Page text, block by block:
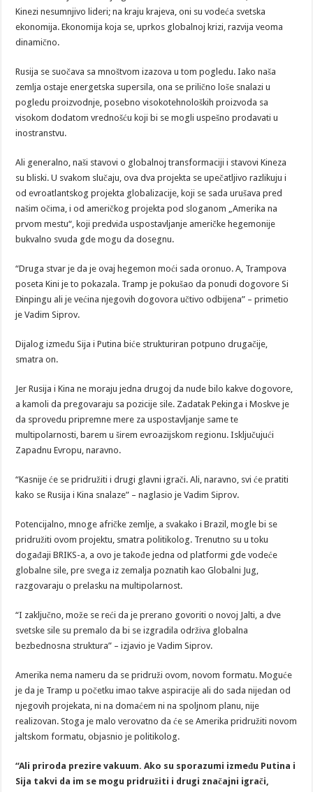
Kinezi nesumnjivo lideri; na kraju krajeva, oni su vodeća svetska
ekonomija. Ekonomija koja se, uprkos globalnoj krizi, razvija veoma
dinamično.
Rusija se suočava sa mnoštvom izazova u tom pogledu. Iako naša
zemlja ostaje energetska supersila, ona se prilično loše snalazi u
pogledu proizvodnje, posebno visokotehnoloških proizvoda sa
visokom dodatom vrednošću koji bi se mogli uspešno prodavati u
inostranstvu.
Ali generalno, naši stavovi o globalnoj transformaciji i stavovi Kineza
su bliski. U svakom slučaju, ova dva projekta se upečatljivo razlikuju i
od evroatlantskog projekta globalizacije, koji se sada urušava pred
našim očima, i od američkog projekta pod sloganom „Amerika na
prvom mestu“, koji predviđa uspostavljanje američke hegemonije
bukvalno svuda gde mogu da dosegnu.
“Druga stvar je da je ovaj hegemon moći sada oronuo. A, Trampova
poseta Kini je to pokazala. Tramp je pokušao da ponudi dogovore Si
Đinpingu ali je većina njegovih dogovora učtivo odbijena” – primetio
je Vadim Siprov.
Dijalog između Sija i Putina biće strukturiran potpuno drugačije,
smatra on.
Jer Rusija i Kina ne moraju jedna drugoj da nude bilo kakve dogovore,
a kamoli da pregovaraju sa pozicije sile. Zadatak Pekinga i Moskve je
da sprovedu pripremne mere za uspostavljanje same te
multipolarnosti, barem u širem evroazijskom regionu. Isključujući
Zapadnu Evropu, naravno.
“Kasnije će se pridružiti i drugi glavni igrači. Ali, naravno, svi će pratiti
kako se Rusija i Kina snalaze” – naglasio je Vadim Siprov.
Potencijalno, mnoge afričke zemlje, a svakako i Brazil, mogle bi se
pridružiti ovom projektu, smatra politikolog. Trenutno su u toku
događaji BRIKS-a, a ovo je takođe jedna od platformi gde vodeće
globalne sile, pre svega iz zemalja poznatih kao Globalni Jug,
razgovaraju o prelasku na multipolarnost.
“I zaključno, može se reći da je prerano govoriti o novoj Jalti, a dve
svetske sile su premalo da bi se izgradila održiva globalna
bezbednosna struktura” – izjavio je Vadim Siprov.
Amerika nema nameru da se pridruži ovom, novom formatu. Moguće
je da je Tramp u početku imao takve aspiracije ali do sada nijedan od
njegovih projekata, ni na domaćem ni na spoljnom planu, nije
realizovan. Stoga je malo verovatno da će se Amerika pridružiti novom
jaltskom formatu, objasnio je politikolog.
“Ali priroda prezire vakuum. Ako su sporazumi između Putina i
Sija takvi da im se mogu pridružiti i drugi značajni igrači,